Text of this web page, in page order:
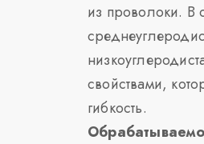
из проволоки. В
свойствами,
гибкость.